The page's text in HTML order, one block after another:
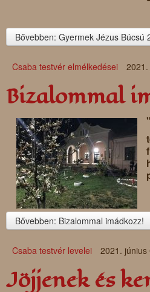
Bővebben: Gyermek Jézus Búcsú
Csaba testvér elmélkedései
Bizalommal
Bővebben: Bizalommal imádkozz!
Csaba testvér levelei 2021. június
Jöjjenek és